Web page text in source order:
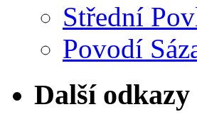
Střední
Povodí
Další odkazy